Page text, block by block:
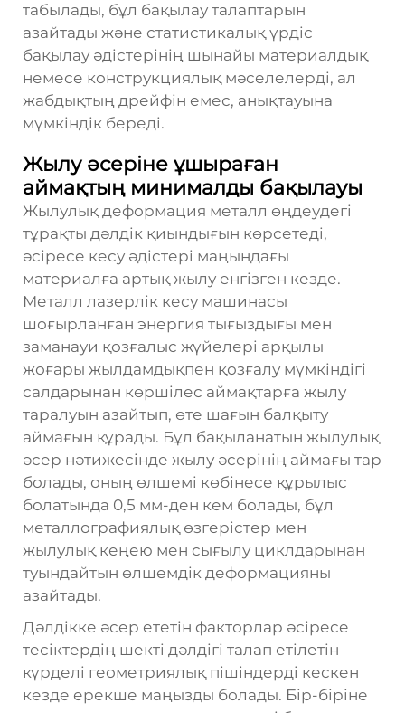
табылады, бұл бақылау талаптарын
азайтады және статистикалық үрдіс
бақылау әдістерінің шынайы материалдық
немесе конструкциялық мәселелерді, ал
жабдықтың дрейфін емес, анықтауына
мүмкіндік береді.
Жылу әсеріне ұшыраған
аймақтың минималды бақылауы
Жылулық деформация металл өңдеудегі
тұрақты дәлдік қиындығын көрсетеді,
әсіресе кесу әдістері маңындағы
материалға артық жылу енгізген кезде.
Металл лазерлік кесу машинасы
шоғырланған энергия тығыздығы мен
заманауи қозғалыс жүйелері арқылы
жоғары жылдамдықпен қозғалу мүмкіндігі
салдарынан көршілес аймақтарға жылу
таралуын азайтып, өте шағын балқыту
аймағын құрады. Бұл бақыланатын жылулық
әсер нәтижесінде жылу әсерінің аймағы тар
болады, оның өлшемі көбінесе құрылыс
болатында 0,5 мм-ден кем болады, бұл
металлографиялық өзгерістер мен
жылулық кеңею мен сығылу циклдарынан
туындайтын өлшемдік деформацияны
азайтады.
Дәлдікке әсер ететін факторлар әсіресе
тесіктердің шекті дәлдігі талап етілетін
күрделі геометриялық пішіндерді кескен
кезде ерекше маңызды болады. Бір-біріне